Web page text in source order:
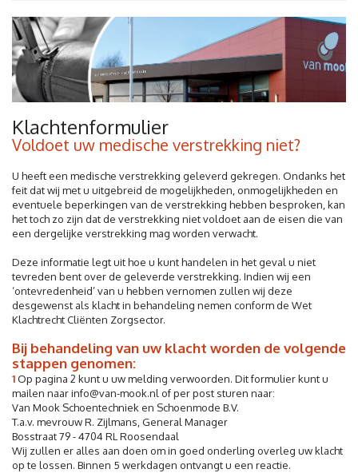
Klachtenformulier
Voldoet uw medische verstrekking niet?
U heeft een medische verstrekking geleverd gekregen. Ondanks het
feit dat wij met u uitgebreid de mogelijkheden, onmogelijkheden en
eventuele beperkingen van de verstrekking hebben besproken, kan
het toch zo zijn dat de verstrekking niet voldoet aan de eisen die van
een dergelijke verstrekking mag worden verwacht.
Deze informatie legt uit hoe u kunt handelen in het geval u niet
tevreden bent over de geleverde verstrekking. Indien wij een
‘ontevredenheid’ van u hebben vernomen zullen wij deze
desgewenst als klacht in behandeling nemen conform de Wet
Klachtrecht Cliënten Zorgsector.
Bij behandeling van uw klacht worden de volgende
stappen genomen:
1Op pagina 2 kunt u uw melding verwoorden. Dit formulier kunt u
mailen naar info@van-mook.nl of per post sturen naar:
Van Mook Schoentechniek en Schoenmode B.V.
T.a.v. mevrouw R. Zijlmans, General Manager
Bosstraat 79 - 4704 RL Roosendaal
Wij zullen er alles aan doen om in goed onderling overleg uw klacht
op te lossen. Binnen 5 werkdagen ontvangt u een reactie.